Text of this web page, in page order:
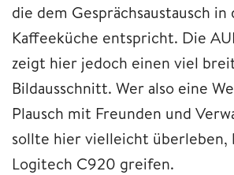
die dem Gesprächsaustausch in
Kaffeeküche entspricht. Die
zeigt hier jedoch einen viel
Bildausschnitt. Wer also eine
Plausch mit Freunden und
sollte hier vielleicht überleben,
Logitech C920 greifen.